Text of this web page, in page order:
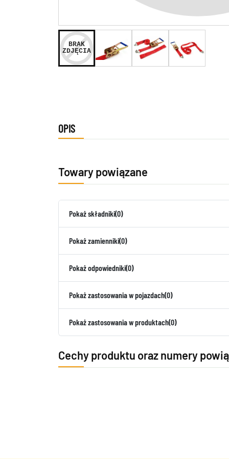
OPIS
Towary powiązane
Pokaż składniki(0)
Pokaż zamienniki(0)
Pokaż odpowiedniki(0)
Pokaż zastosowania w pojazdach(0)
Pokaż zastosowania w produktach(0)
Cechy produktu oraz numery